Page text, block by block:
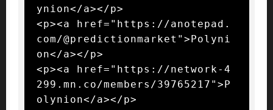
ynion</a></p>
<p><a href="https://anotepad.
com/@predictionmarket">Polyni
on</a></p>
<p><a href="https://network-4
299.mn.co/members/39765217">P
olynion</a></p>